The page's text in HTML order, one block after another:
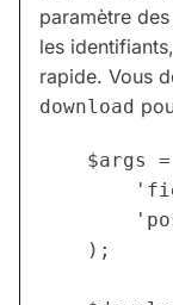
paramètre
les
rapide. Vous
download
$args
    );